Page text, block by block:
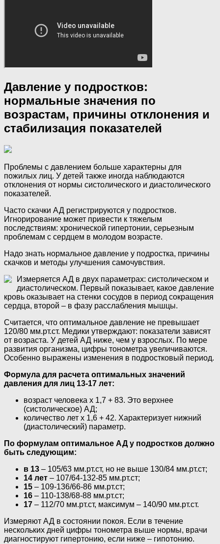
Давление у подростков:
нормальные значения по
возрастам, причины отклонения и
стабилизация показателей
Проблемы с давлением больше характерны для
пожилых лиц. У детей также иногда наблюдаются
отклонения от нормы систолического и диастолического
показателей.
Часто скачки АД регистрируются у подростков.
Игнорирование может привести к тяжелым
последствиям: хронической гипертонии, серьезным
проблемам с сердцем в молодом возрасте.
Надо знать нормальное давление у подростка, причины
скачков и методы улучшения самочувствия.
Измеряется АД в двух параметрах: систолическом и
диастолическом. Первый показывает, какое давление
кровь оказывает на стенки сосудов в период сокращения
сердца, второй – в фазу расслабления мышцы.
Считается, что оптимальное давление не превышает
120/80 мм.рт.ст. Медики утверждают: показатели зависят
от возраста. У детей АД ниже, чем у взрослых. По мере
развития организма, цифры тонометра увеличиваются.
Особенно выражены изменения в подростковый период.
Формула для расчета оптимальных значений
давления для лиц 13-17 лет:
возраст человека х 1,7 + 83. Это верхнее
(систолическое) АД;
количество лет х 1,6 + 42. Характеризует нижний
(диастолический) параметр.
По формулам оптимальное АД у подростков должно
быть следующим:
в 13 – 105/63 мм.рт.ст, но не выше 130/84 мм.рт.ст;
14 лет – 107/64-132-85 мм.рт.ст;
15 – 109-136/66-86 мм.рт.ст;
16 – 110-138/68-88 мм.рт.ст;
17 – 112/70 мм.рт.ст, максимум – 140/90 мм.рт.ст.
Измеряют АД в состоянии покоя. Если в течение
нескольких дней цифры тонометра выше нормы, врачи
диагностируют гипертонию, если ниже – гипотонию.